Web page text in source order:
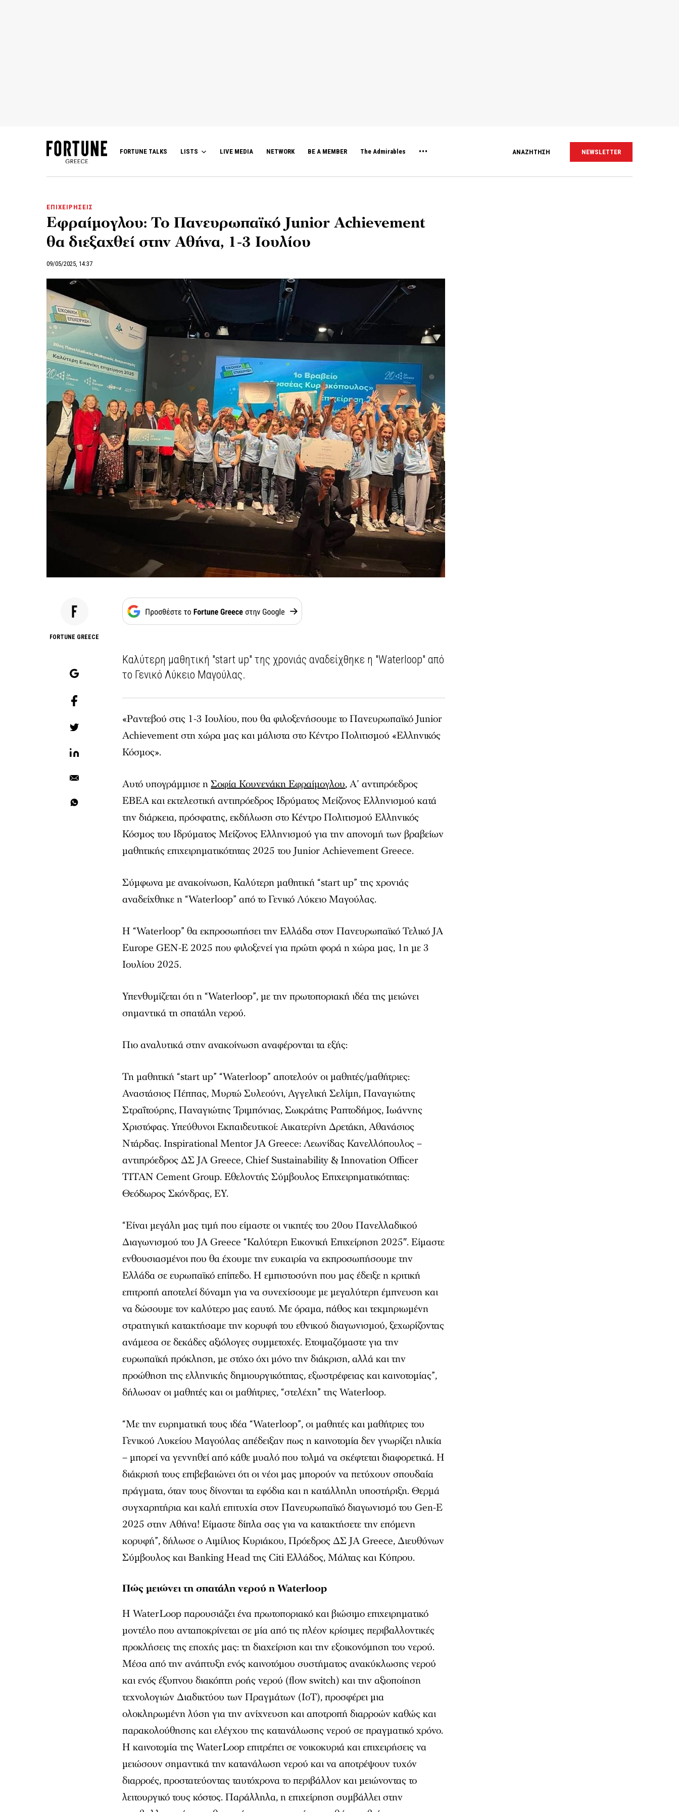
FORTUNE TALKS LISTS LIVE MEDIA NETWORK BE A MEMBER The Admirables ΑΝΑΖΗΤΗΣΗ NEWSLETTER
ΕΠΙΧΕΙΡΗΣΕΙΣ
Εφραίμογλου: Το Πανευρωπαϊκό Junior Achievement
θα διεξαχθεί στην Αθήνα, 1-3 Ιουλίου
09/05/2025, 14:37
FORTUNE GREECE
Καλύτερη μαθητική "start up" της χρονιάς αναδείχθηκε η "Waterloop" από
το Γενικό Λύκειο Μαγούλας.
«Ραντεβού στις 1-3 Ιουλίου, που θα φιλοξενήσουμε το Πανευρωπαϊκό Junior
Achievement στη χώρα μας και μάλιστα στο Κέντρο Πολιτισμού «Ελληνικός
Κόσμος».
Αυτό υπογράμμισε ηΣοφία Κουνενάκη Εφραίμογλου, Α’ αντιπρόεδρος
ΕΒΕΑ και εκτελεστική αντιπρόεδρος Ιδρύματος Μείζονος Ελληνισμού κατά
την διάρκεια, πρόσφατης, εκδήλωση στο Κέντρο Πολιτισμού Ελληνικός
Κόσμος του Ιδρύματος Μείζονος Ελληνισμού για την απονομή των βραβείων
μαθητικής επιχειρηματικότητας 2025 του Junior Achievement Greece.
Σύμφωνα με ανακοίνωση, Καλύτερη μαθητική “start up” της χρονιάς
αναδείχθηκε η “Waterloop” από το Γενικό Λύκειο Μαγούλας.
Η “Waterloop” θα εκπροσωπήσει την Ελλάδα στον Πανευρωπαϊκό Τελικό JA
Europe GEN-E 2025 που φιλοξενεί για πρώτη φορά η χώρα μας, 1η με 3
Ιουλίου 2025.
Υπενθυμίζεται ότι η “Waterloop”, με την πρωτοποριακή ιδέα της μειώνει
σημαντικά τη σπατάλη νερού.
Πιο αναλυτικά στην ανακοίνωση αναφέρονται τα εξής:
Τη μαθητική “start up” “Waterloop” αποτελούν οι μαθητές/μαθήτριες:
Αναστάσιος Πέππας, Μυρτώ Συλεούνι, Αγγελική Σελίμη, Παναγιώτης
Στραΐτούρης, Παναγιώτης Τριμπόνιας, Σωκράτης Ραπτοδήμος, Ιωάννης
Χριστόφας. Υπεύθυνοι Εκπαιδευτικοί: Αικατερίνη Δρετάκη, Αθανάσιος
Ντάρδας. Ιnspirational Mentor JA Greece: Λεωνίδας Κανελλόπουλος –
αντιπρόεδρος ΔΣ JA Greece, Chief Sustainability & Ιnnovation Officer
TITAN Cement Group. Εθελοντής Σύμβουλος Επιχειρηματικότητας:
Θεόδωρος Σκόνδρας, ΕΥ.
“Είναι μεγάλη μας τιμή που είμαστε οι νικητές του 20ου Πανελλαδικού
Διαγωνισμού του JA Greece “Καλύτερη Εικονική Επιχείρηση 2025″. Είμαστε
ενθουσιασμένοι που θα έχουμε την ευκαιρία να εκπροσωπήσουμε την
Ελλάδα σε ευρωπαϊκό επίπεδο. Η εμπιστοσύνη που μας έδειξε η κριτική
επιτροπή αποτελεί δύναμη για να συνεχίσουμε με μεγαλύτερη έμπνευση και
να δώσουμε τον καλύτερο μας εαυτό. Με όραμα, πάθος και τεκμηριωμένη
στρατηγική κατακτήσαμε την κορυφή του εθνικού διαγωνισμού, ξεχωρίζοντας
ανάμεσα σε δεκάδες αξιόλογες συμμετοχές. Ετοιμαζόμαστε για την
ευρωπαϊκή πρόκληση, με στόχο όχι μόνο την διάκριση, αλλά και την
προώθηση της ελληνικής δημιουργικότητας, εξωστρέφειας και καινοτομίας”,
δήλωσαν οι μαθητές και οι μαθήτριες, “στελέχη” της Waterloop.
“Με την ευρηματική τους ιδέα “Waterloop”, οι μαθητές και μαθήτριες του
Γενικού Λυκείου Μαγούλας απέδειξαν πως η καινοτομία δεν γνωρίζει ηλικία
– μπορεί να γεννηθεί από κάθε μυαλό που τολμά να σκέφτεται διαφορετικά. Η
διάκρισή τους επιβεβαιώνει ότι οι νέοι μας μπορούν να πετύχουν σπουδαία
πράγματα, όταν τους δίνονται τα εφόδια και η κατάλληλη υποστήριξη. Θερμά
συγχαρητήρια και καλή επιτυχία στον Πανευρωπαϊκό διαγωνισμό του Gen-E
2025 στην Αθήνα! Είμαστε δίπλα σας για να κατακτήσετε την επόμενη
κορυφή”, δήλωσε ο Αιμίλιος Κυριάκου, Πρόεδρος ΔΣ JA Greece, Διευθύνων
Σύμβουλος και Banking Head της Citi Eλλάδος, Μάλτας και Κύπρου.
Πώς μειώνει τη σπατάλη νερού η Waterloop
Η WaterLoop παρουσιάζει ένα πρωτοποριακό και βιώσιμο επιχειρηματικό
μοντέλο που ανταποκρίνεται σε μία από τις πλέον κρίσιμες περιβαλλοντικές
προκλήσεις της εποχής μας: τη διαχείριση και την εξοικονόμηση του νερού.
Μέσα από την ανάπτυξη ενός καινοτόμου συστήματος ανακύκλωσης νερού
και ενός έξυπνου διακόπτη ροής νερού (flow switch) και την αξιοποίηση
τεχνολογιών Διαδικτύου των Πραγμάτων (IoT), προσφέρει μια
ολοκληρωμένη λύση για την ανίχνευση και αποτροπή διαρροών καθώς και
παρακολούθησης και ελέγχου της κατανάλωσης νερού σε πραγματικό χρόνο.
Η καινοτομία της WaterLoop επιτρέπει σε νοικοκυριά και επιχειρήσεις να
μειώσουν σημαντικά την κατανάλωση νερού και να αποτρέψουν τυχόν
διαρροές, προστατεύοντας ταυτόχρονα το περιβάλλον και μειώνοντας το
λειτουργικό τους κόστος. Παράλληλα, η επιχείρηση συμβάλλει στην